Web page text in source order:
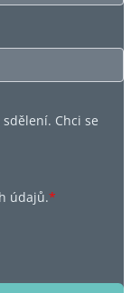
Chci se
údajů.*